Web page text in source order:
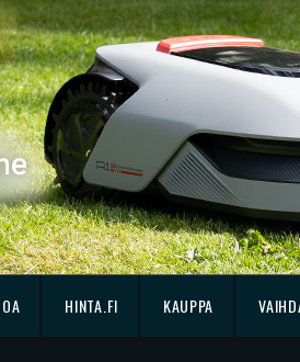
HINTA.FI KAUPPA